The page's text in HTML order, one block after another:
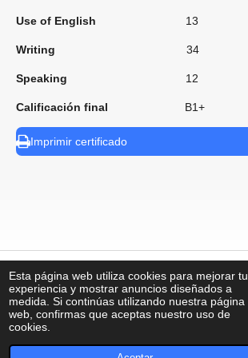
Esta página web utiliza cookies para mejorar tu
experiencia y mostrar anuncios diseñados a
medida. Si continúas utilizando nuestra página
web, confirmas que aceptas nuestro uso de
cookies.
Use of English 13
Writing 34
Speaking 12
Calificación final B1+
Imprimir certificado
⠀
contacto@uks.com.mx